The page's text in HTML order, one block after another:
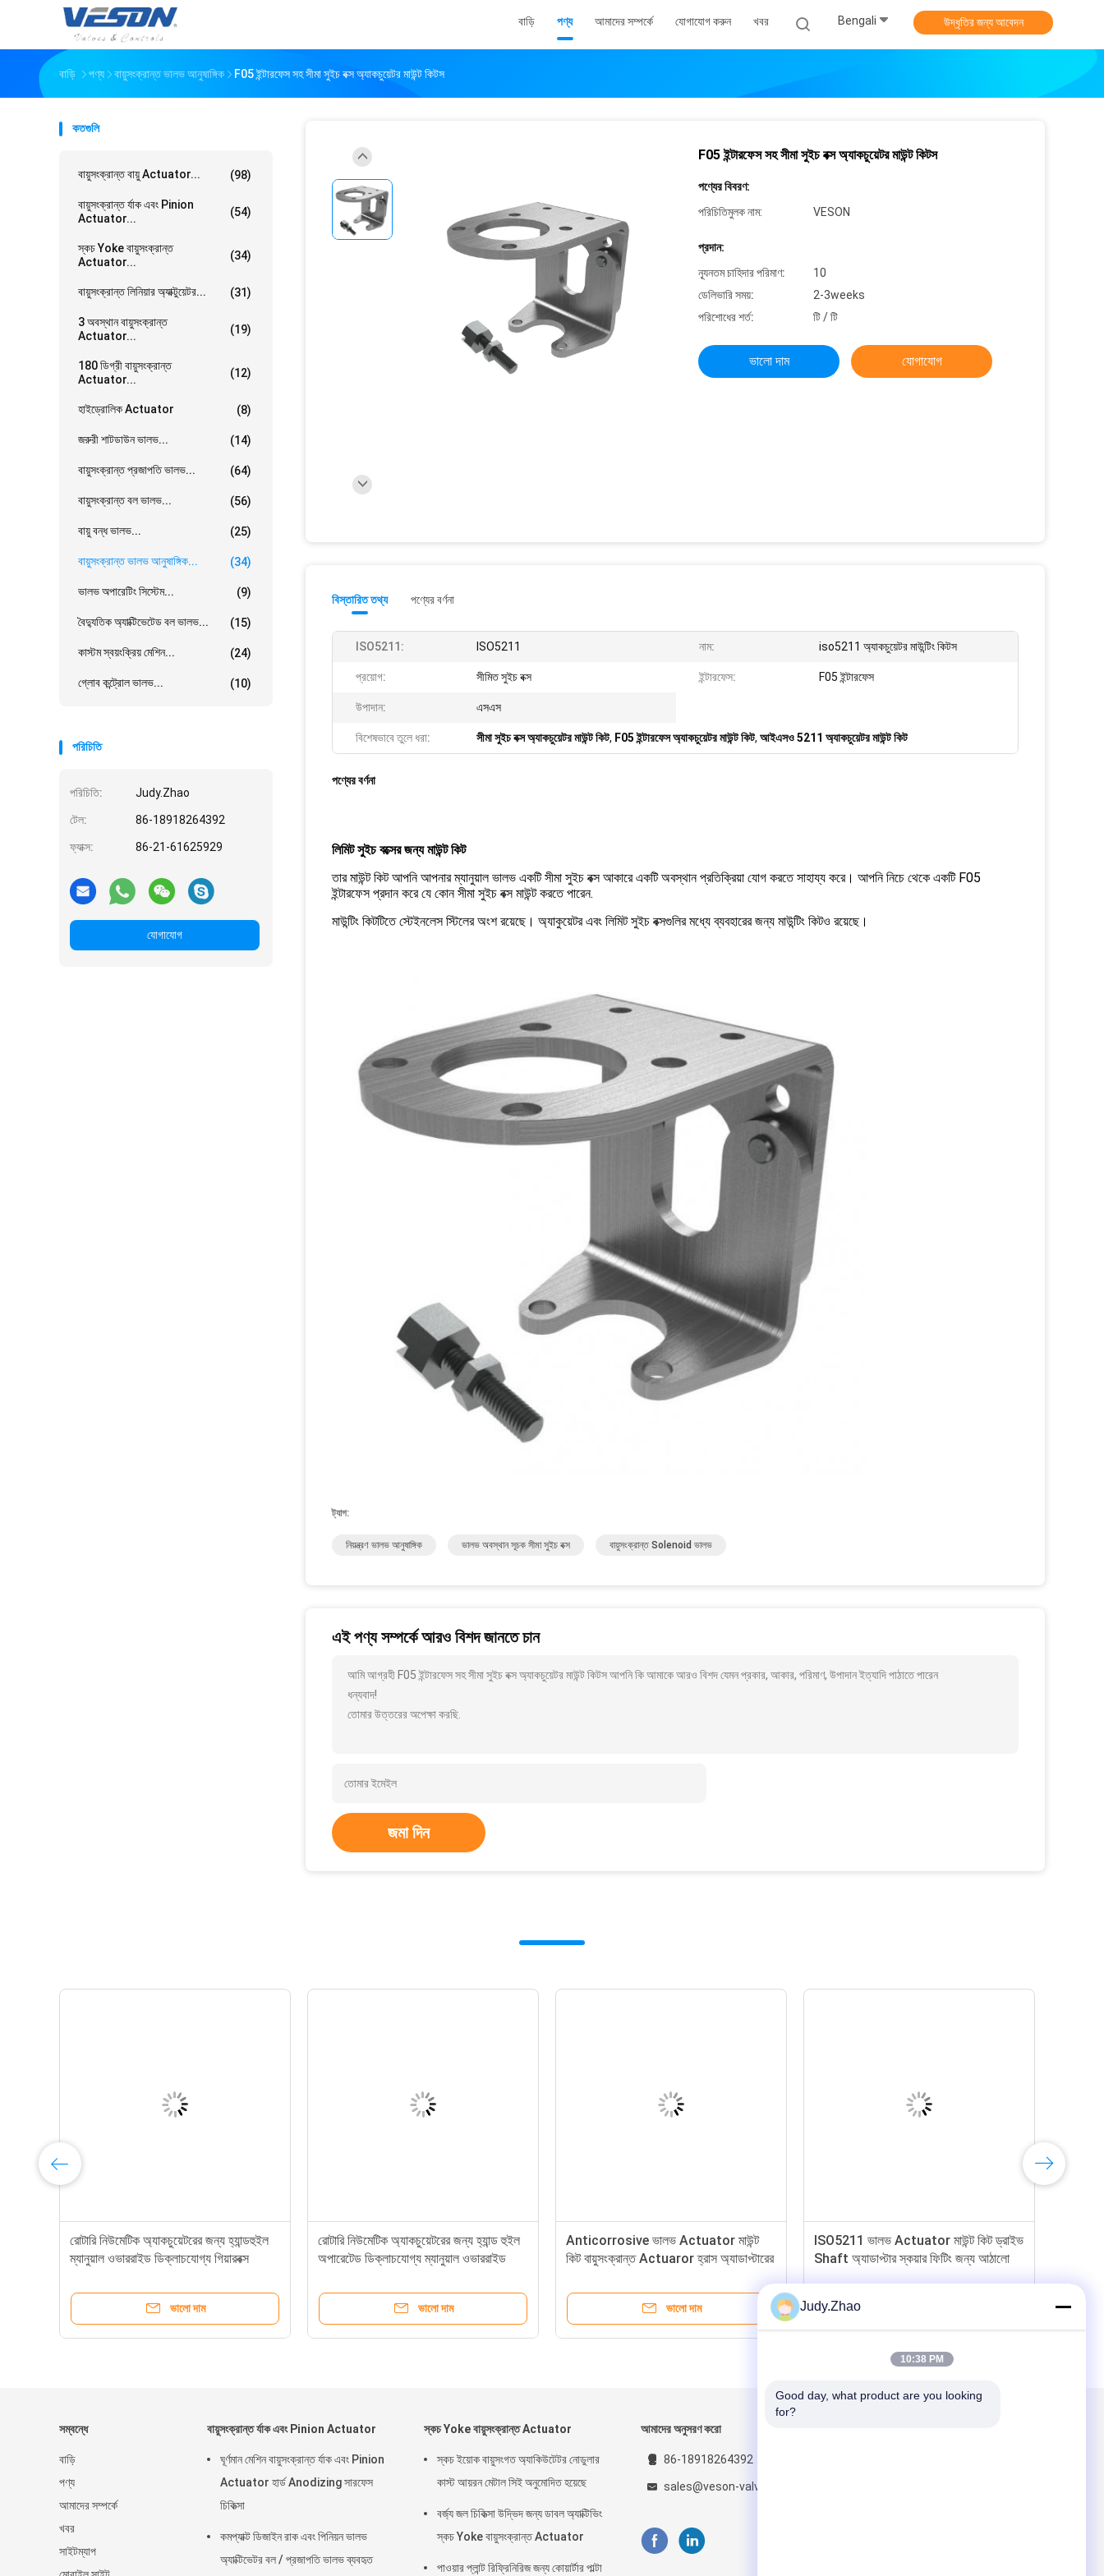
বাড়ি পণ্য আমাদের সম্পর্কে যোগাযোগ করুন খবর Bengali উদ্ধৃতির জন্য আবেদন
বাড়ি পণ্য বায়ুসংক্রান্ত ভালভ আনুষাঙ্গিক F05 ইন্টারফেস সহ সীমা সুইচ বক্স অ্যাকচুয়েটর মাউন্ট কিটস
কতগুলি
বায়ুসংক্রান্ত বায়ু Actuator... (98)
বায়ুসংক্রান্ত র্যাক এবং Pinion
Actuator...
(54)
স্কচ Yoke বায়ুসংক্রান্ত
Actuator...
(34)
বায়ুসংক্রান্ত লিনিয়ার অ্যাক্টুয়েটর... (31)
3 অবস্থান বায়ুসংক্রান্ত
Actuator...
(19)
180 ডিগ্রী বায়ুসংক্রান্ত
Actuator...
(12)
হাইড্রোলিক Actuator (8)
জরুরী শাটডাউন ভালভ... (14)
বায়ুসংক্রান্ত প্রজাপতি ভালভ... (64)
বায়ুসংক্রান্ত বল ভালভ... (56)
বায়ু বন্ধ ভালভ... (25)
বায়ুসংক্রান্ত ভালভ আনুষাঙ্গিক... (34)
ভালভ অপারেটিং সিস্টেম... (9)
বৈদ্যুতিক অ্যাক্টিভেটেড বল ভালভ... (15)
কাস্টম স্বয়ংক্রিয় মেশিন... (24)
গ্লোব কন্ট্রোল ভালভ... (10)
পরিচিতি
পরিচিতি: Judy.Zhao
টেল: 86-18918264392
ফ্যাক্স: 86-21-61625929
যোগাযোগ
F05 ইন্টারফেস সহ সীমা সুইচ বক্স অ্যাকচুয়েটর মাউন্ট কিটস
পণ্যের বিবরণ:
পরিচিতিমুলক নাম:
VESON
প্রদান:
ন্যূনতম চাহিদার পরিমাণ:
10
ডেলিভারি সময়:
2-3weeks
পরিশোধের শর্ত:
টি / টি
ভালো দাম যোগাযোগ
বিস্তারিত তথ্য পণ্যের বর্ণনা
ISO5211: ISO5211 নাম: iso5211 অ্যাকচুয়েটর মাউন্টিং কিটস
প্রয়োগ: সীমিত সুইচ বক্স ইন্টারফেস: F05 ইন্টারফেস
উপাদান: এসএস
বিশেষভাবে তুলে ধরা: সীমা সুইচ বক্স অ্যাকচুয়েটর মাউন্ট কিট, F05 ইন্টারফেস অ্যাকচুয়েটর মাউন্ট কিট, আইএসও 5211 অ্যাকচুয়েটর মাউন্ট কিট
পণ্যের বর্ণনা
লিমিট সুইচ বক্সের জন্য মাউন্ট কিট
তার মাউন্ট কিট আপনি আপনার ম্যানুয়াল ভালভ একটি সীমা সুইচ বক্স আকারে একটি অবস্থান প্রতিক্রিয়া যোগ করতে সাহায্য করে। আপনি নিচে থেকে একটি F05
ইন্টারফেস প্রদান করে যে কোন সীমা সুইচ বক্স মাউন্ট করতে পারেন.
মাউন্টিং কিটটিতে স্টেইনলেস স্টিলের অংশ রয়েছে। অ্যাকুয়েটর এবং লিমিট সুইচ বক্সগুলির মধ্যে ব্যবহারের জন্য মাউন্টিং কিটও রয়েছে।
ট্যাগ:
নিয়ন্ত্রণ ভালভ আনুষাঙ্গিক ভালভ অবস্থান সূচক সীমা সুইচ বক্স বায়ুসংক্রান্ত Solenoid ভালভ
এই পণ্য সম্পর্কে আরও বিশদ জানতে চান
আমি আগ্রহী F05 ইন্টারফেস সহ সীমা সুইচ বক্স অ্যাকচুয়েটর মাউন্ট কিটস আপনি কি আমাকে আরও বিশদ যেমন প্রকার, আকার, পরিমাণ, উপাদান ইত্যাদি পাঠাতে পারেন
ধন্যবাদ!
তোমার উত্তরের অপেক্ষা করছি.
জমা দিন
রোটারি নিউমেটিক অ্যাকচুয়েটরের জন্য হ্যান্ডহুইল
ম্যানুয়াল ওভাররাইড ডিক্লাচযোগ্য গিয়ারবক্স
ভালো দাম
রোটারি নিউমেটিক অ্যাকচুয়েটরের জন্য হ্যান্ড হুইল
অপারেটেড ডিক্লাচযোগ্য ম্যানুয়াল ওভাররাইড
ভালো দাম
Anticorrosive ভালভ Actuator মাউন্ট
কিট বায়ুসংক্রান্ত Actuaror হ্রাস অ্যাডাপ্টারের
ভালো দাম
ISO5211 ভালভ Actuator মাউন্ট কিট ড্রাইভ
Shaft অ্যাডাপ্টার স্কয়ার ফিটিং জন্য আঠালো
সম্বন্ধে
বাড়ি
পণ্য
আমাদের সম্পর্কে
খবর
সাইটম্যাপ
বায়ুসংক্রান্ত র্যাক এবং Pinion Actuator
ঘূর্ণমান মেশিন বায়ুসংক্রান্ত র্যাক এবং Pinion
Actuator হার্ড Anodizing সারফেস
চিকিত্সা
কমপ্যাক্ট ডিজাইন রাক এবং পিনিয়ন ভালভ
অ্যাক্টিভেটর বল / প্রজাপতি ভালভ ব্যবহৃত
স্কচ Yoke বায়ুসংক্রান্ত Actuator
স্কচ ইয়োক বায়ুসংগত অ্যাকিউটেটর নোডুলার
কাস্ট আয়রন মেটাল সিই অনুমোদিত হয়েছে
বর্জ্য জল চিকিত্সা উদ্ভিদ জন্য ডাবল অ্যাক্টিভিং
স্কচ Yoke বায়ুসংক্রান্ত Actuator
পাওয়ার প্লান্ট রিফ্রিনিরিজ জন্য কোয়ার্টার পাল্টা
আমাদের অনুসরণ করো
86-18918264392
sales@veson-valve.com
Judy.Zhao
10:38 PM
Good day, what product are you looking
for?